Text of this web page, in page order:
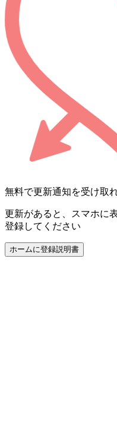
無料で更新通知を受け取
更新があると、スマホに
登録してください
ホームに登録説明書